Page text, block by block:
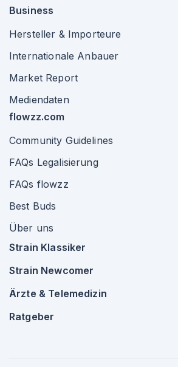
Business
Hersteller & Importeure
Internationale Anbauer
Market Report
Mediendaten
flowzz.com
Community Guidelines
FAQs Legalisierung
FAQs flowzz
Best Buds
Über uns
Strain Klassiker
Strain Newcomer
Ärzte & Telemedizin
Ratgeber